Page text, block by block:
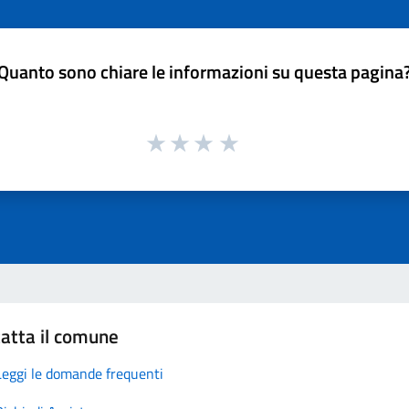
sono chiare le informazioni su questa
il comune
le domande frequenti